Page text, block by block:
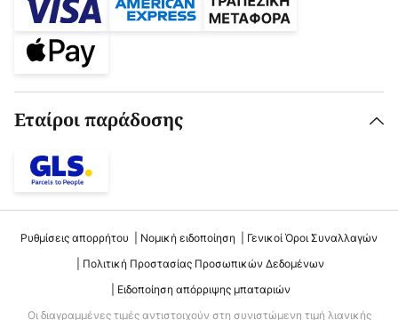
Εταίροι παράδοσης
Ρυθμίσεις απορρήτου Νομική ειδοποίηση
Γενικοί Όροι Συναλλαγών
Πολιτική Προστασίας Προσωπικών Δεδομένων
Ειδοποίηση απόρριψης μπαταριών
Οι διαγραμμένες τιμές αντιστοιχούν στη συνιστώμενη τιμή λιανικής